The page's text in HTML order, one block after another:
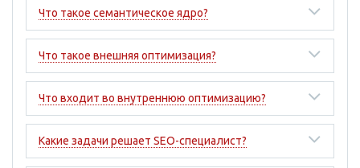
Что такое семантическое ядро?
Что такое внешняя оптимизация?
Что входит во внутреннюю оптимизацию?
Какие задачи решает SEO-специалист?